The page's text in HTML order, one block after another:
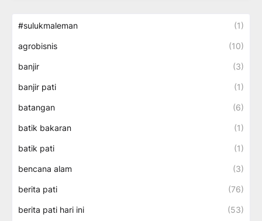
#sulukmaleman (1)
agrobisnis (10)
banjir (3)
banjir pati (1)
batangan (6)
batik bakaran (1)
batik pati (1)
bencana alam (3)
berita pati (76)
berita pati hari ini (53)